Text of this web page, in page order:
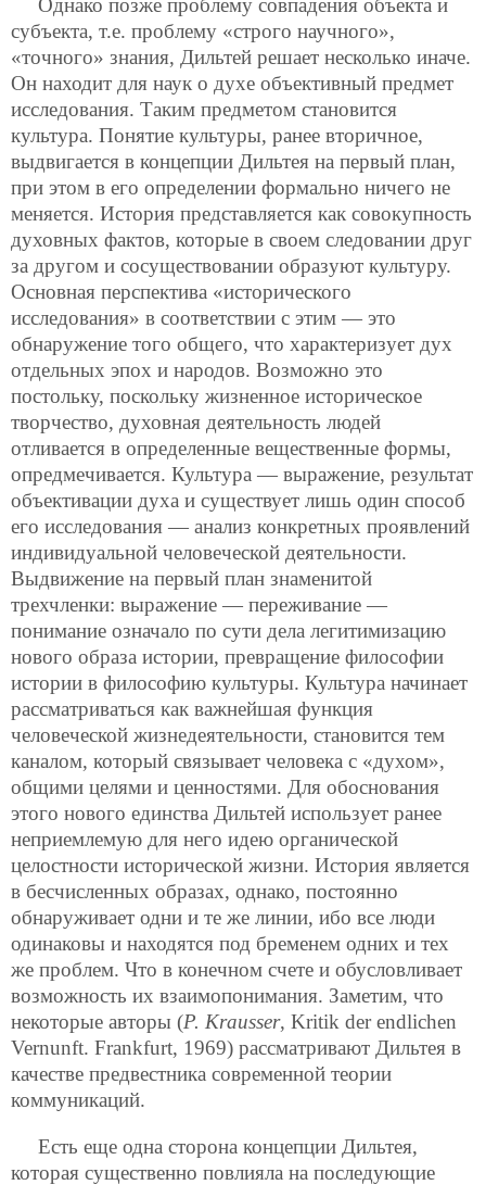
Однако позже проблему совпадения объекта и
субъекта, т.е. проблему «строго научного»,
«точного» знания, Дильтей решает несколько иначе.
Он находит для наук о духе объективный предмет
исследования. Таким предметом становится
культура. Понятие культуры, ранее вторичное,
выдвигается в концепции Дильтея на первый план,
при этом в его определении формально ничего не
меняется. История представляется как совокупность
духовных фактов, которые в своем следовании друг
за другом и сосуществовании образуют культуру.
Основная перспектива «исторического
исследования» в соответствии с этим — это
обнаружение того общего, что характеризует дух
отдельных эпох и народов. Возможно это
постольку, поскольку жизненное историческое
творчество, духовная деятельность людей
отливается в определенные вещественные формы,
опредмечивается. Культура — выражение, результат
объективации духа и существует лишь один способ
его исследования — анализ конкретных проявлений
индивидуальной человеческой деятельности.
Выдвижение на первый план знаменитой
трехчленки: выражение — переживание —
понимание означало по сути дела легитимизацию
нового образа истории, превращение философии
истории в философию культуры. Культура начинает
рассматриваться как важнейшая функция
человеческой жизнедеятельности, становится тем
каналом, который связывает человека с «духом»,
общими целями и ценностями. Для обоснования
этого нового единства Дильтей использует ранее
неприемлемую для него идею органической
целостности исторической жизни. История является
в бесчисленных образах, однако, постоянно
обнаруживает одни и те же линии, ибо все люди
одинаковы и находятся под бременем одних и тех
же проблем. Что в конечном счете и обусловливает
возможность их взаимопонимания. Заметим, что
некоторые авторы (Р. Krausser, Kritik der endlichen
Vernunft. Frankfurt, 1969) рассматривают Дильтея в
качестве предвестника современной теории
коммуникаций.
Есть еще одна сторона концепции Дильтея,
которая существенно повлияла на последующие